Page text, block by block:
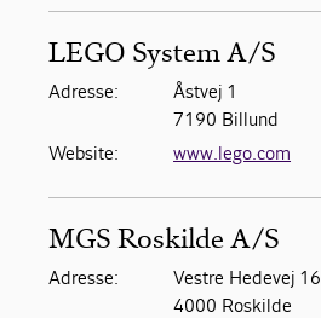
LEGO System A/S
Adresse:
Åstvej 1
7190 Billund
Website:
www.lego.com
MGS Roskilde A/S
Adresse:
Vestre Hedevej 16
4000 Roskilde